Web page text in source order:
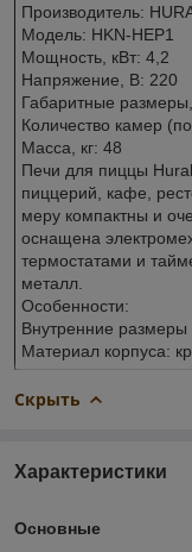
Производитель:
Модель: HKN-HEP1
Мощность, кВт: 4,2
Напряжение, В: 220
Габаритные
Количество камер
Масса, кг: 48
Печи для пиццы
пиццерий, кафе,
меру компактны и
оснащена
термостатами и
металл.
Особенности:
Внутренние
Материал корпуса:
Скрыть
Характеристики
Основные